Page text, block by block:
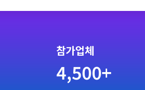
참가업체
4,500+